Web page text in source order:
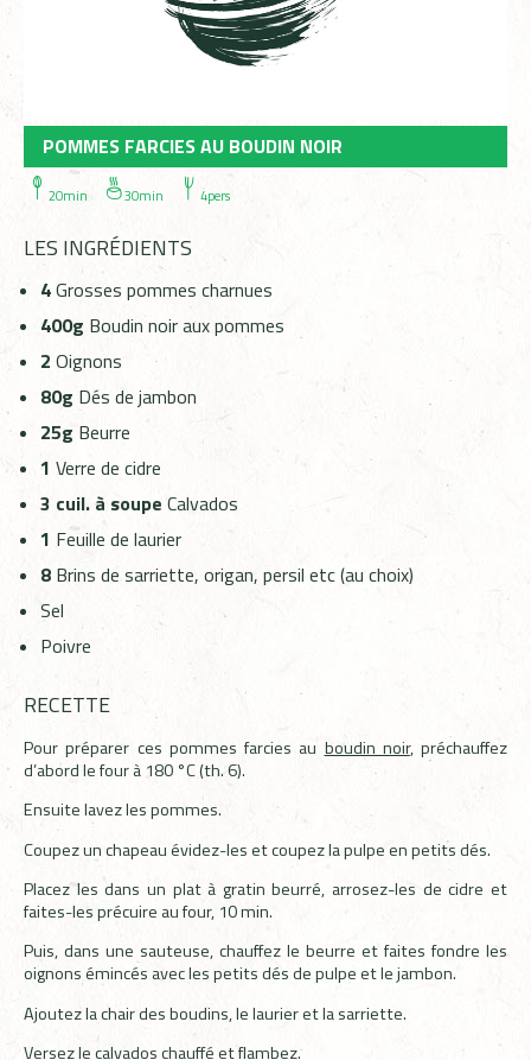
POMMES FARCIES AU BOUDIN NOIR
20min 30min 4pers
LES INGRÉDIENTS
4Grosses pommes charnues
400g Boudin noir aux pommes
2Oignons
80g Dés de jambon
25g Beurre
1Verre de cidre
3 cuil. à soupeCalvados
1 Feuille de laurier
8 Brins de sarriette, origan, persil etc (au choix)
Sel
Poivre
RECETTE
Pour préparer ces pommes farcies au boudin noir, préchauffez
d’abord le four à 180 °C (th. 6).
Ensuite lavez les pommes.
Coupez un chapeau évidez-les etcoupez la pulpe en petits dés.
Placez les dans un plat à gratin beurré, arrosez-les de cidre et
faites-les précuire au four, 10 min.
Puis, dans une sauteuse, chauffez le beurre et faites fondre les
oignons émincés avec les petits dés de pulpe et le jambon.
Ajoutez la chair des boudins, le laurier et la sarriette.
Versez le calvados chauffé et flambez.